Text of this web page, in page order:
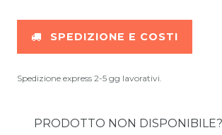
SPEDIZIONE E COSTI
Spedizione express 2-5 gg lavorativi.
PRODOTTO NON DISPONIBILE?